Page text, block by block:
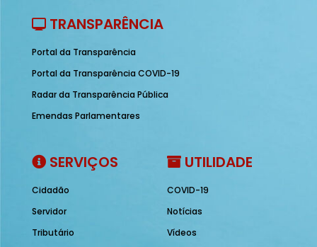
TRANSPARÊNCIA
Portal da Transparência
Portal da Transparência COVID-19
Radar da Transparência Pública
Emendas Parlamentares
SERVIÇOS
Cidadão
Servidor
Tributário
UTILIDADE
COVID-19
Notícias
Vídeos